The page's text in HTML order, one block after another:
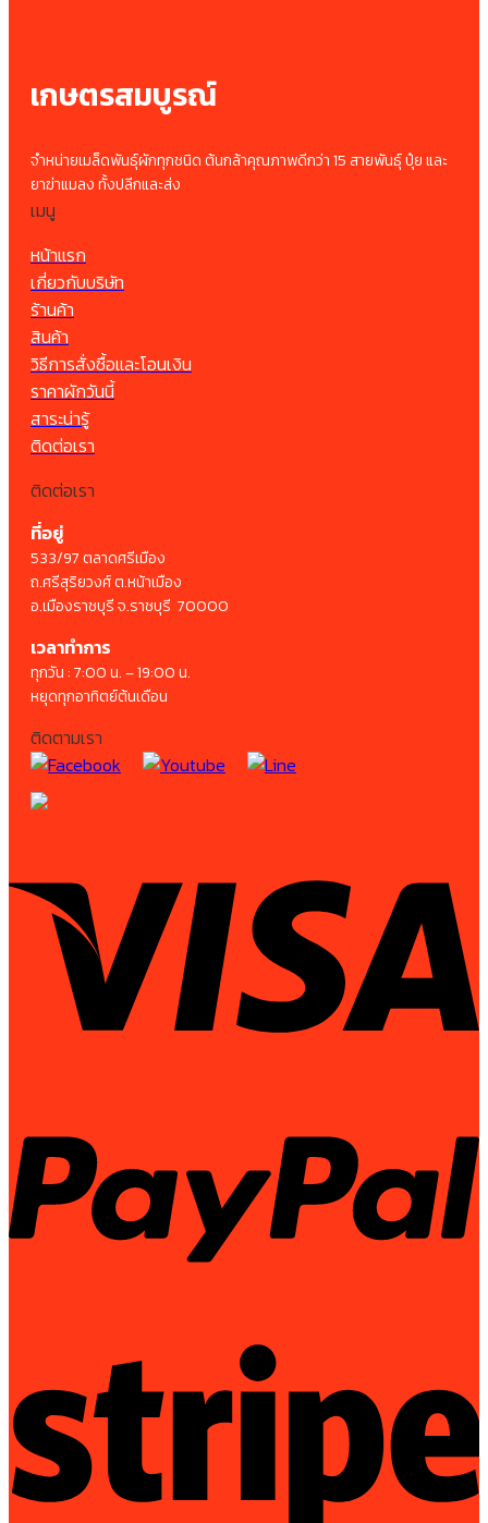
เกษตรสมบูรณ์
จำหน่ายเมล็ดพันธุ์ผักทุกชนิด ต้นกล้าคุณภาพดีกว่า 15 สายพันธุ์ ปุ๋ย และ
ยาฆ่าแมลง ทั้งปลีกและส่ง
เมนู
หน้าแรก
เกี่ยวกับบริษัท
ร้านค้า
สินค้า
วิธีการสั่งซื้อและโอนเงิน
ราคาผักวันนี้
สาระน่ารู้
ติดต่อเรา
ติดต่อเรา
ที่อยู่
533/97 ตลาดศรีเมือง
ถ.ศรีสุริยวงศ์ ต.หน้าเมือง
อ.เมืองราชบุรี จ.ราชบุรี 70000
เวลาทำการ
ทุกวัน : 7:00 น. – 19:00 น.
หยุดทุกอาทิตย์ต้นเดือน
ติดตามเรา